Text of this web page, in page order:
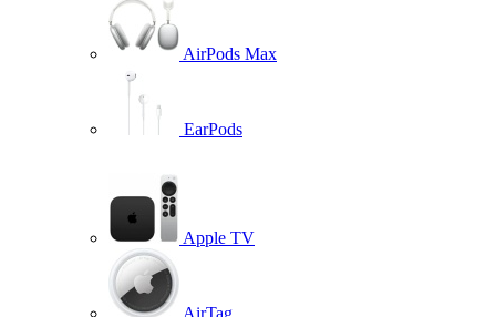
AirPods Max
EarPods
Apple TV